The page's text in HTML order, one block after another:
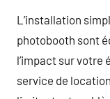
L’installation
photobooth sont
l’impact sur votre
service de